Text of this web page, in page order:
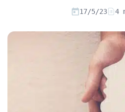
Artículos sobre Seguros de Vida
Artículos sobre la Jubilación
17/5/23 4